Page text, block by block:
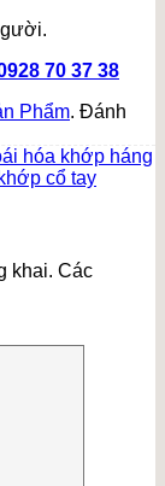
70 37 38
Phẩm. Đánh
hóa khớp háng
cổ tay
khai. Các